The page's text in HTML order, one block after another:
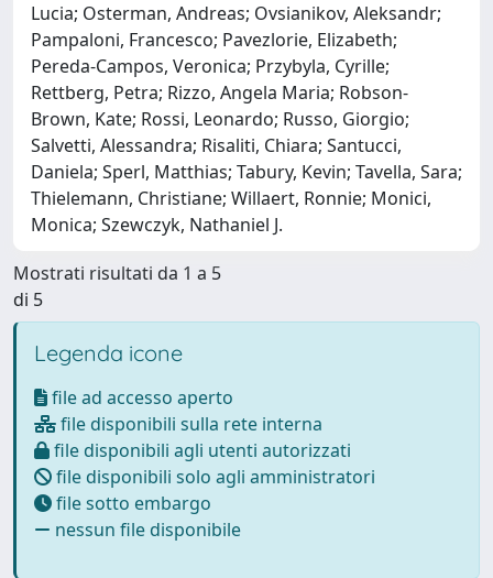
Lucia; Osterman, Andreas; Ovsianikov, Aleksandr;
Pampaloni, Francesco; Pavezlorie, Elizabeth;
Pereda-Campos, Veronica; Przybyla, Cyrille;
Rettberg, Petra; Rizzo, Angela Maria; Robson-
Brown, Kate; Rossi, Leonardo; Russo, Giorgio;
Salvetti, Alessandra; Risaliti, Chiara; Santucci,
Daniela; Sperl, Matthias; Tabury, Kevin; Tavella, Sara;
Thielemann, Christiane; Willaert, Ronnie; Monici,
Monica; Szewczyk, Nathaniel J.
Mostrati risultati da 1 a 5
di 5
Legenda icone
file ad accesso aperto
file disponibili sulla rete interna
file disponibili agli utenti autorizzati
file disponibili solo agli amministratori
file sotto embargo
nessun file disponibile